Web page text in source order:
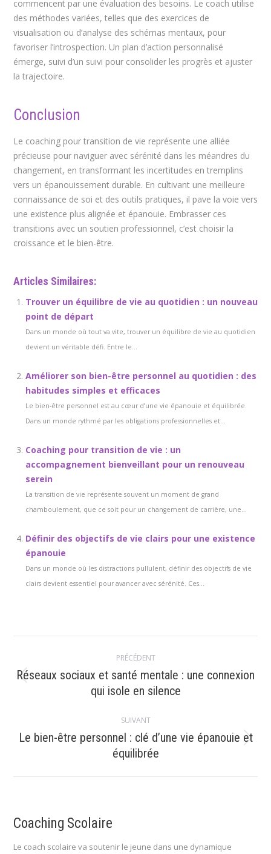
commencent par une évaluation des besoins. Le coach utilise
des méthodes variées, telles que des exercices de
visualisation ou d’analyse des schémas mentaux, pour
favoriser l’introspection. Un plan d’action personnalisé
émerge, suivi d’un suivi pour consolider les progrès et ajuster
la trajectoire.
Conclusion
Le coaching pour transition de vie représente une alliée
précieuse pour naviguer avec sérénité dans les méandres du
changement, en transformant les incertitudes en tremplins
vers un épanouissement durable. En cultivant une meilleure
connaissance de soi et des outils pratiques, il pave la voie vers
une existence plus alignée et épanouie. Embrasser ces
transitions avec un soutien professionnel, c’est choisir la
croissance et le bien-être.
Articles Similaires:
Trouver un équilibre de vie au quotidien : un nouveau
point de départ
Dans un monde où tout va vite, trouver un équilibre de vie au quotidien
devient un véritable défi. Entre le...
Améliorer son bien-être personnel au quotidien : des
habitudes simples et efficaces
Le bien-être personnel est au cœur d’une vie épanouie et équilibrée.
Dans un monde rythmé par les obligations professionnelles et...
Coaching pour transition de vie : un
accompagnement bienveillant pour un renouveau
serein
La transition de vie représente souvent un moment de grand
chamboulement, que ce soit pour un changement de carrière, une...
Définir des objectifs de vie clairs pour une existence
épanouie
Dans un monde où les distractions pullulent, définir des objectifs de vie
clairs devient essentiel pour avancer avec sérénité. Ces...
article
PRÉCÉDENT
Article
précédent
Réseaux sociaux et santé mentale : une connexion
qui isole en silence
SUIVANT
Article
suivant
Le bien-être personnel : clé d’une vie épanouie et
équilibrée
Coaching Scolaire
Le coach scolaire va soutenir le jeune dans une dynamique